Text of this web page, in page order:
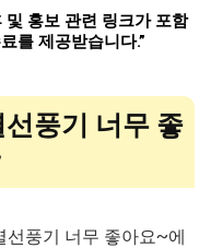
홍보 관련 링크가 포함
를 제공받습니다.”
풍기 너무 좋
선풍기 너무 좋아요~에